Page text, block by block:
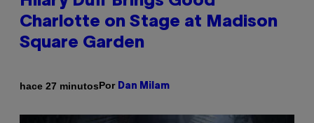
Charlotte on Stage at Madison
Square Garden
hace 27 minutosPor Dan Milam